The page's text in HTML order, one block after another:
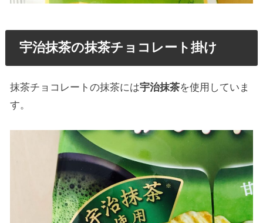
宇治抹茶の抹茶チョコレート掛け
抹茶チョコレートの抹茶には宇治抹茶を使用していま
す。